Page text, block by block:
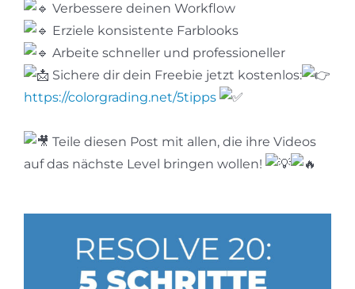
Verbessere deinen Workflow
Erziele konsistente Farblooks
Arbeite schneller und professioneller
Sichere dir dein Freebie jetzt kostenlos:
https://colorgrading.net/5tipps
Teile diesen Post mit allen, die ihre Videos
auf das nächste Level bringen wollen!